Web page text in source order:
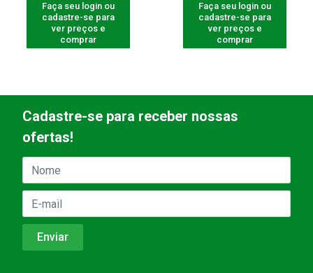
Faça seu login ou
cadastre-se para
ver preços e
comprar
Faça seu login ou
cadastre-se para
ver preços e
comprar
Cadastre-se para receber nossas
ofertas!